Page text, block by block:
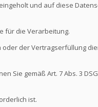
und auf diese
für die Verarbeitung.
der Vertragserfüllung
Sie gemäß Art. 7 Abs. 3
ist.